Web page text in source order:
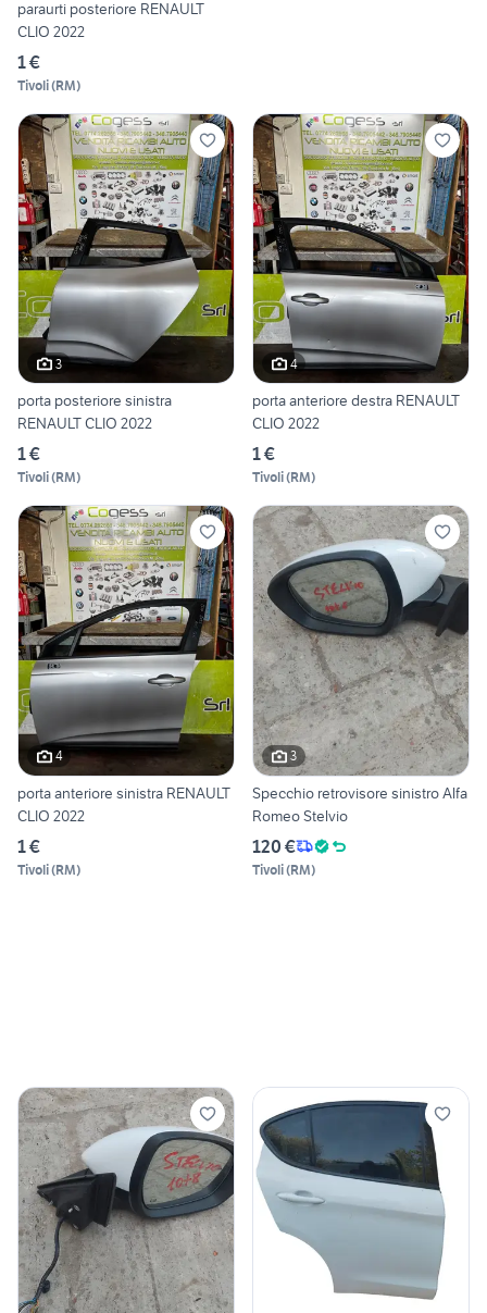
paraurti posteriore RENAULT
CLIO 2022
1 €
Tivoli(RM)
3
porta posteriore sinistra
RENAULT CLIO 2022
1 €
Tivoli(RM)
4
porta anteriore destra RENAULT
CLIO 2022
1 €
Tivoli(RM)
4
porta anteriore sinistra RENAULT
CLIO 2022
1 €
Tivoli(RM)
3
Specchio retrovisore sinistro Alfa
Romeo Stelvio
120 €
Tivoli(RM)